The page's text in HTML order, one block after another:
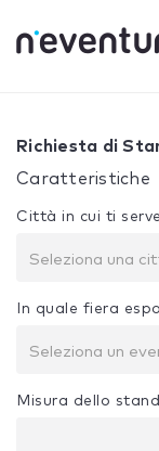
La tua selezione:
Richiesta di
Caratteristiche
Città in cui ti
Seleziona una
In quale fiera
Seleziona un
Misura dello stand